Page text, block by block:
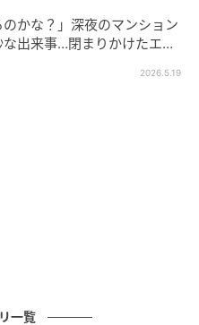
ンパンゴールド。
ボリューミング グロ
のかな？」深夜のマンション
出来事…閉まりかけたエレ
2026.5.19
一覧